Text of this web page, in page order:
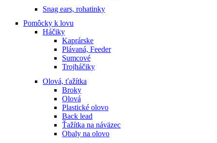
Snag ears, rohatinky
Pomôcky k lovu
Háčiky
Kaprárske
Plávaná, Feeder
Sumcové
Trojháčiky
Olová, ťažítka
Broky
Olová
Plastické olovo
Back lead
Ťažítka na náväzec
Obaly na olovo